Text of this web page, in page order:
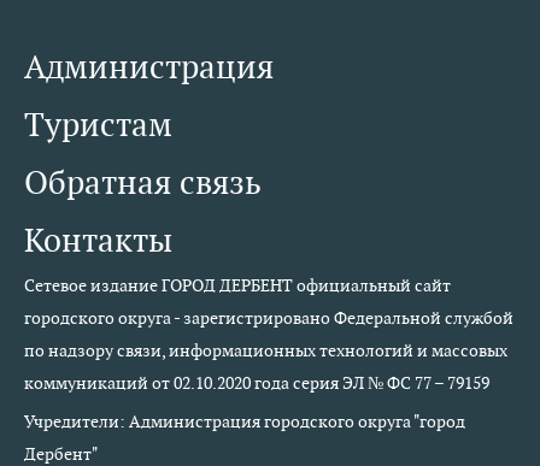
Администрация
Туристам
Обратная связь
Контакты
Сетевое издание ГОРОД ДЕРБЕНТ официальный сайт
городского округа - зарегистрировано Федеральной службой
по надзору связи, информационных технологий и массовых
коммуникаций от 02.10.2020 года серия ЭЛ № ФС 77 – 79159
Учредители: Администрация городского округа "город
Дербент"